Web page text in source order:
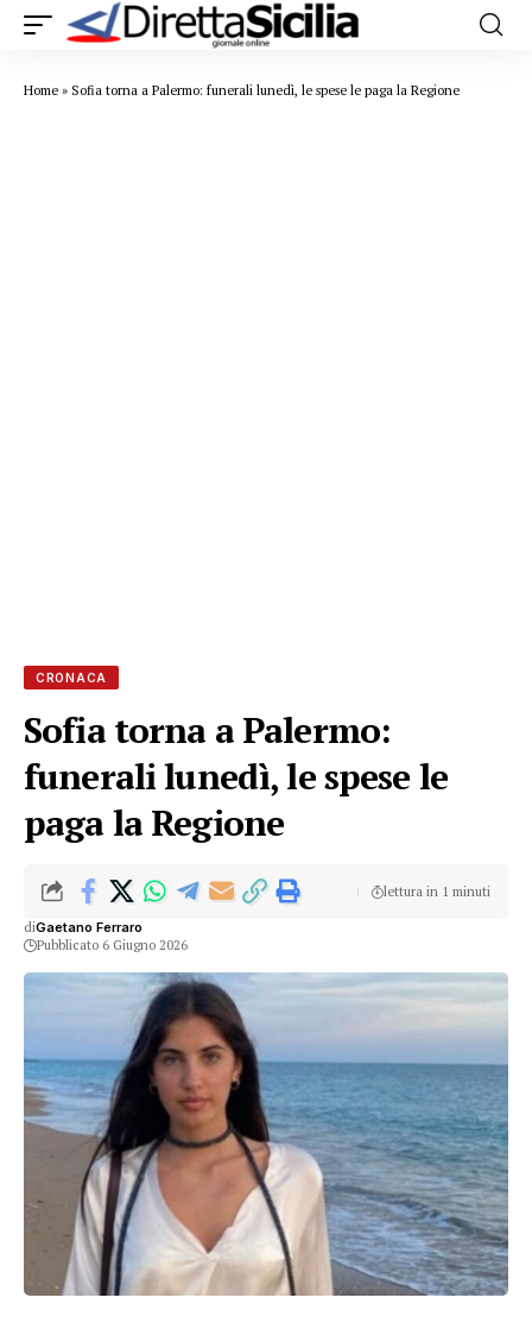
Home » Sofia torna a Palermo: funerali lunedì, le spese le paga la Regione
CRONACA
Sofia torna a Palermo:
funerali lunedì, le spese le
paga la Regione
diGaetano Ferraro
Pubblicato 6 Giugno 2026
lettura in 1 minuti